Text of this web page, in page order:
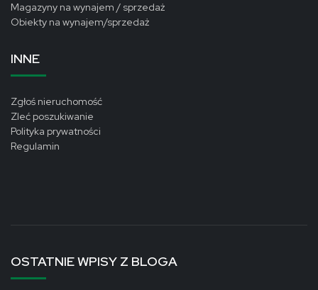
Magazyny na wynajem / sprzedaż
Obiekty na wynajem/sprzedaż
INNE
Zgłoś nieruchomość
Zleć poszukiwanie
Polityka prywatności
Regulamin
OSTATNIE WPISY Z BLOGA